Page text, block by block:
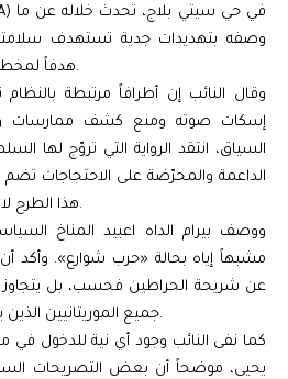
وصفه بتهديدات جدية تستهدف
هدفاً لمخطط يهدف إلى تصفيته جسدياً.
وقال النائب إن أطرافاً مرتبطة
إسكات صوته ومنع كشف ممارسات
السياق، انتقد الرواية التي تروّج لها
الداعمة والمحرّضة على الاحتجاجات تضم
هذا الطرح لا يستند إلى أي أساس واقعي.
ووصف بيرام الداه اعبيد المناخ
مشبهاً إياه بحالة «حرب شوارع». وأكد
عن شريحة الحراطين فحسب، بل
جميع الموريتانيين الذين يعانون من التهميش والظلم.
كما نفى النائب وجود أي نية للدخول
يحيى، موضحاً أن بعض التصريحات